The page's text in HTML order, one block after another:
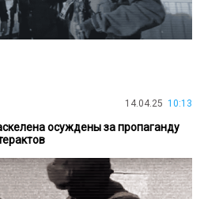
14.04.25 10:13
осуждены за пропаганду